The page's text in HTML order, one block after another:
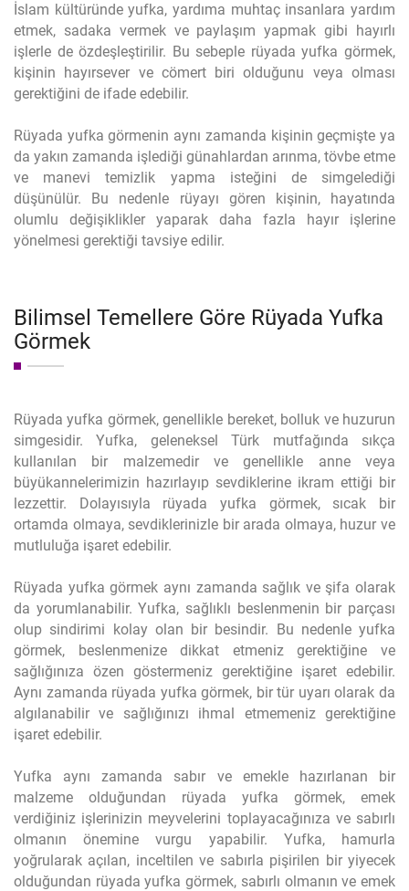
İslam kültüründe yufka, yardıma muhtaç insanlara yardım
etmek, sadaka vermek ve paylaşım yapmak gibi hayırlı
işlerle de özdeşleştirilir. Bu sebeple rüyada yufka görmek,
kişinin hayırsever ve cömert biri olduğunu veya olması
gerektiğini de ifade edebilir.
Rüyada yufka görmenin aynı zamanda kişinin geçmişte ya
da yakın zamanda işlediği günahlardan arınma, tövbe etme
ve manevi temizlik yapma isteğini de simgelediği
düşünülür. Bu nedenle rüyayı gören kişinin, hayatında
olumlu değişiklikler yaparak daha fazla hayır işlerine
yönelmesi gerektiği tavsiye edilir.
Bilimsel Temellere Göre Rüyada Yufka
Görmek
Rüyada yufka görmek, genellikle bereket, bolluk ve huzurun
simgesidir. Yufka, geleneksel Türk mutfağında sıkça
kullanılan bir malzemedir ve genellikle anne veya
büyükannelerimizin hazırlayıp sevdiklerine ikram ettiği bir
lezzettir. Dolayısıyla rüyada yufka görmek, sıcak bir
ortamda olmaya, sevdiklerinizle bir arada olmaya, huzur ve
mutluluğa işaret edebilir.
Rüyada yufka görmek aynı zamanda sağlık ve şifa olarak
da yorumlanabilir. Yufka, sağlıklı beslenmenin bir parçası
olup sindirimi kolay olan bir besindir. Bu nedenle yufka
görmek, beslenmenize dikkat etmeniz gerektiğine ve
sağlığınıza özen göstermeniz gerektiğine işaret edebilir.
Aynı zamanda rüyada yufka görmek, bir tür uyarı olarak da
algılanabilir ve sağlığınızı ihmal etmemeniz gerektiğine
işaret edebilir.
Yufka aynı zamanda sabır ve emekle hazırlanan bir
malzeme olduğundan rüyada yufka görmek, emek
verdiğiniz işlerinizin meyvelerini toplayacağınıza ve sabırlı
olmanın önemine vurgu yapabilir. Yufka, hamurla
yoğrularak açılan, inceltilen ve sabırla pişirilen bir yiyecek
olduğundan rüyada yufka görmek, sabırlı olmanın ve emek